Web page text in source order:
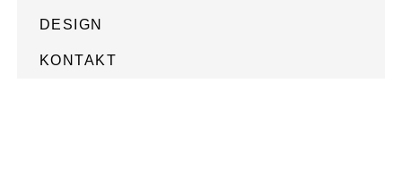
DESIGN
KONTAKT